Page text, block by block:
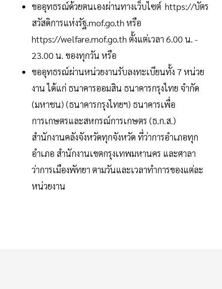
ขออุทธรณ์ด้วยตนเองผ่านทางเว็บไซต์ https://บัตร
สวัสดิการแห่งรัฐ.mof.go.th หรือ
https://welfare.mof.go.th ตั้งแต่เวลา 6.00 น. -
23.00 น. ของทุกวัน หรือ
ขออุทธรณ์ผ่านหน่วยงานรับลงทะเบียนทั้ง 7 หน่วย
งาน ได้แก่ ธนาคารออมสิน ธนาคารกรุงไทย จำกัด
(มหาชน) (ธนาคารกรุงไทยฯ) ธนาคารเพื่อ
การเกษตรและสหกรณ์การเกษตร (ธ.ก.ส.)
สำนักงานคลังจังหวัดทุกจังหวัด ที่ว่าการอำเภอทุก
อำเภอ สำนักงานเขตกรุงเทพมหานคร และศาลา
ว่าการเมืองพัทยา ตามวันและเวลาทำการของแต่ละ
หน่วยงาน